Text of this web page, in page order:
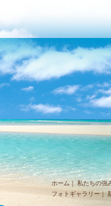
ホーム
私たちの強
フォトギャラリー｜